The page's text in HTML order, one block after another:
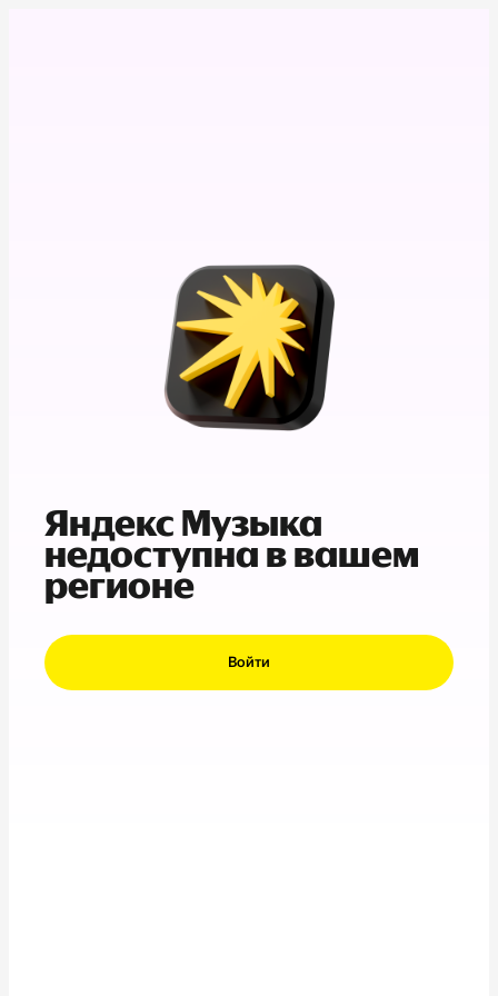
Яндекс Музыка
недоступна в вашем
регионе
Войти